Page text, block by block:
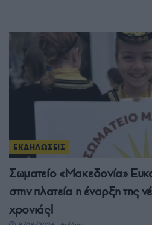
ΕΚΔΗΛΩΣΕΙΣ
Σωματείο «Μακεδονία»
στην πλατεία η έναρξη της
χρονιάς!